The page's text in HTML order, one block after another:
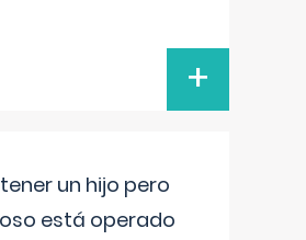
+
un hijo pero
está operado